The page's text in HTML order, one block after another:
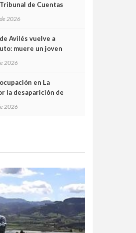
de Cuentas
los trenes que no
túneles
2026
Avilés vuelve a
muere un joven
2026
en La
la desaparición de
2026